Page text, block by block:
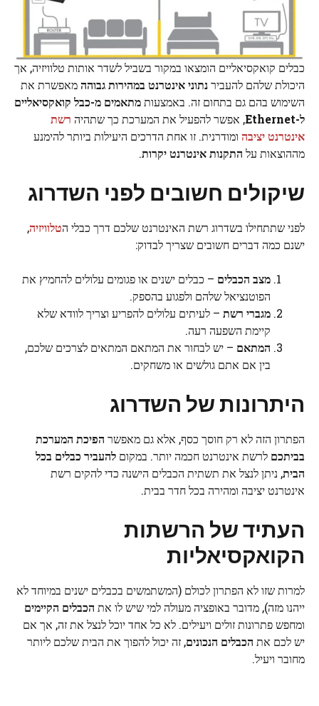
כבלים קואקסיאליים הומצאו במקור בשביל לשדר אותות טלוויזיה, אך
היכולת שלהם להעבירנתוני אינטרנט במהירות גבוההמאפשרת את
השימוש בהם גם בתחום זה. באמצעותמתאמים מ-כבל קואקסיאליים
ל-Ethernet
, אפשר להפעיל את המערכת כך שתהיה רשת
אינטרנט יציבה ומודרנית. זו אחת הדרכים היעילות ביותר להימנע
מההוצאות על התקנות אינטרנט יקרות.
שיקולים חשובים לפני השדרוג
לפני שתתחילו בשדרוג רשת האינטרנט שלכם דרך כבלי הטלוויזיה,
ישנם כמה דברים חשובים שצריך לבדוק:
מצב הכבלים – כבלים ישנים או פגומים עלולים להחמיץ את
הפוטנציאל שלהם ולפגוע בהספק.
מגברי רשת – לעיתים עלולים להפריע וצריך לוודא שלא
קיימת השפעה רעה.
המתאם – יש לבחור את המתאם המתאים לצרכים שלכם,
בין אם אתם גולשים או משחקים.
היתרונות של השדרוג
הפתרון הזה לא רק חוסך כסף, אלא גם מאפשר הפיכת המערכת
בביתכם לרשת אינטרנט חכמה יותר. במקום להעביר כבלים בכל
הבית, ניתן לנצל את תשתית הכבלים הישנה כדי להקים רשת
אינטרנט יציבה ומהירה בכל חדר בבית.
העתיד של הרשתות
הקואקסיאליות
למרות שזו לא הפתרון לכולם (המשתמשים בכבלים ישנים במיוחד לא
ייהנו מזה), מדובר באופציה מעולה למי שיש לו את הכבלים הקיימים
ומחפש פתרונות זולים ויעילים. לא כל אחד יוכל לנצל את זה, אך אם
יש לכם את הכבלים הנכונים, זה יכול להפוך את הבית שלכם ליותר
מחובר ויעיל.